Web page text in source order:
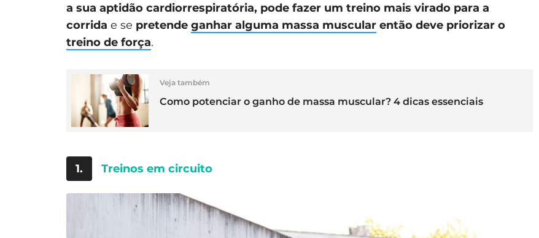
a sua aptidão cardiorrespiratória, pode fazer um treino mais virado para a
corrida e se pretende ganhar alguma massa muscular então deve priorizar o
treino de força.
Veja também
Como potenciar o ganho de massa muscular? 4 dicas essenciais
1. Treinos em circuito